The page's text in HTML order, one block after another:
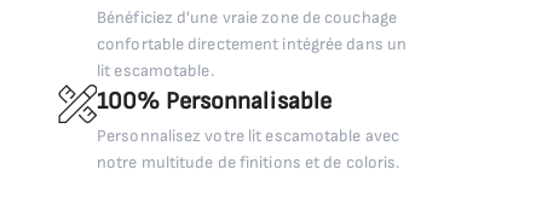
Bénéficiez d'une vraie zone de couchage
confortable directement intégrée dans un
lit escamotable.
100% Personnalisable
Personnalisez votre lit escamotable avec
notre multitude de finitions et de coloris.